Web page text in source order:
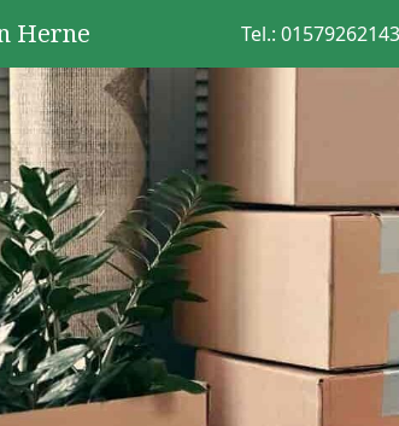
Herne Tel.: